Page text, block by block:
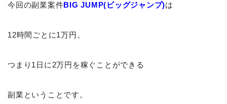
今回の副業案件BIG JUMP(ビッグジャンプ)は
12時間ごとに1万円。
つまり1日に2万円を稼ぐことができる
副業ということです。